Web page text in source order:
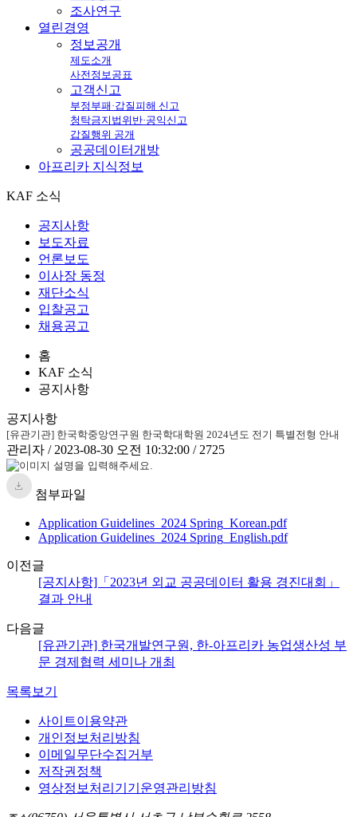
조사연구
열린경영
정보공개
제도소개
사전정보공표
고객신고
부정부패·갑질피해 신고
청탁금지법위반·공익신고
갑질행위 공개
공공데이터개방
아프리카 지식정보
KAF 소식
공지사항
보도자료
언론보도
이사장 동정
재단소식
입찰공고
채용공고
홈
KAF 소식
공지사항
공지사항
[유관기관] 한국학중앙연구원 한국학대학원 2024년도 전기 특별전형 안내
관리자 / 2023-08-30 오전 10:32:00 / 2725
첨부파일
Application Guidelines_2024 Spring_Korean.pdf
Application Guidelines_2024 Spring_English.pdf
이전글
[공지사항]「2023년 외교 공공데이터 활용 경진대회」
결과 안내
다음글
[유관기관] 한국개발연구원, 한-아프리카 농업생산성 부
문 경제협력 세미나 개최
목록보기
사이트이용약관
개인정보처리방침
이메일무단수집거부
저작권정책
영상정보처리기기운영관리방침